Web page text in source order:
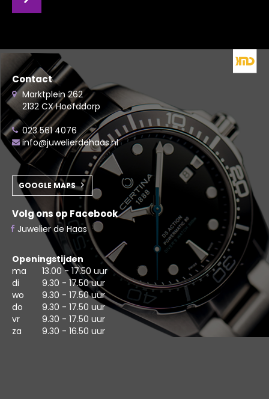
Contact
Marktplein 262
2132 CX Hoofddorp
023 561 4076
info@juwelierdehaas.nl
GOOGLE MAPS
Volg ons op Facebook
Juwelier de Haas
Openingstijden
ma
13.00 - 17.50 uur
di
9.30 - 17.50 uur
wo
9.30 - 17.50 uur
do
9.30 - 17.50 uur
vr
9.30 - 17.50 uur
za
9.30 - 16.50 uur